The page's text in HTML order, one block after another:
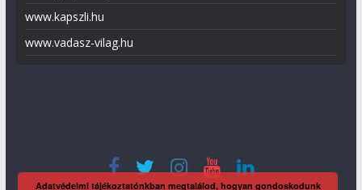
www.kapszli.hu
www.vadasz-vilag.hu
Adatvédelmi tájékoztatónkban megtalálod, hogyan gondoskodunk